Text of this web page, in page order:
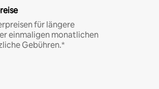
für längere
einmaligen monatlichen
Gebühren.*